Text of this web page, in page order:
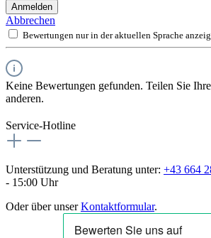
Anmelden
Abbrechen
Bewertungen nur in der aktuellen Sprache
Keine Bewertungen gefunden. Teilen Sie
anderen.
Service-Hotline
Unterstützung und Beratung unter: +43 664
- 15:00 Uhr
Oder über unserKontaktformular.